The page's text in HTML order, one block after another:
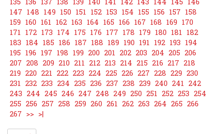
147 148 149 150 151 152 153 154 155 156 157 158
159 160 161 162 163 164 165 166 167 168 169 170
171 172 173 174 175 176 177 178 179 180 181 182
183 184 185 186 187 188 189 190 191 192 193 194
195 196 197 198 199 200 201 202 203 204 205 206
207 208 209 210 211 212 213 214 215 216 217 218
219 220 221 222 223 224 225 226 227 228 229 230
231 232 233 234 235 236 237 238 239 240 241 242
243 244 245 246 247 248 249 250 251 252 253 254
255 256 257 258 259 260 261 262 263 264 265 266
267 >> >|